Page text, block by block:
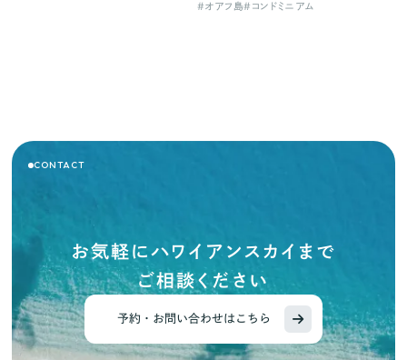
#オアフ島# コンドミニアム
CONTACT
お気軽にハワイアンスカイまで
ご相談ください
予約・お問い合わせはこちら